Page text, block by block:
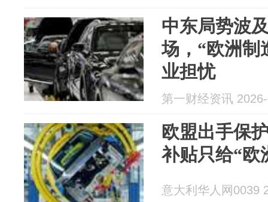
中东局势波
场，“欧洲制
业担忧
第一财经资讯
欧盟出手保
补贴只给“欧
意大利华人网0039